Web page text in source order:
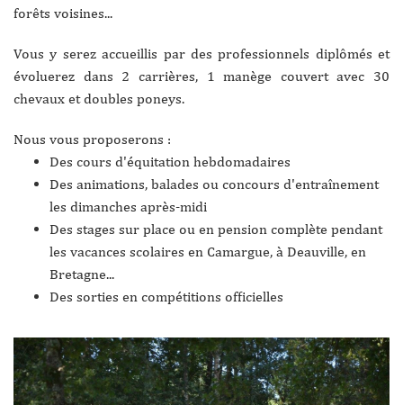
forêts voisines...
Vous y serez accueillis par des professionnels diplômés et
évoluerez dans 2 carrières, 1 manège couvert avec 30
chevaux et doubles poneys.
Nous vous proposerons :
Des cours d'équitation hebdomadaires
Des animations, balades ou concours d'entraînement
les dimanches après-midi
Des stages sur place ou en pension complète pendant
les vacances scolaires en Camargue, à Deauville, en
Bretagne...
Des sorties en compétitions officielles